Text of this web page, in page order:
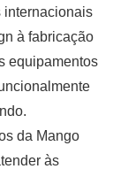
internacionais
à fabricação
equipamentos
da Mango
às